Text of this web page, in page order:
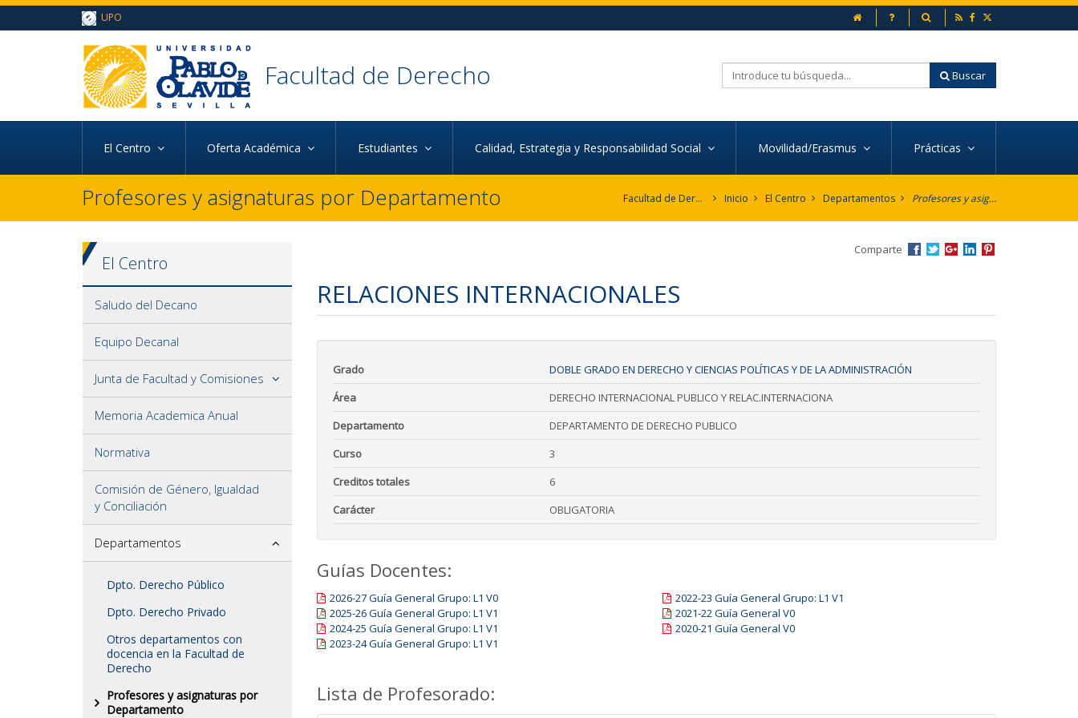
Ir al contenido principal de la página (alt + s)
Ir a la cabecera de la página (alt + c)
Ir al pie de la página (alt + p)
Ir al menú principal (alt + u)
UPO Preguntas frecuentes
Buscador
Facultad de Derecho Buscar
El Centro Oferta Académica Estudiantes Calidad, Estrategia y Responsabilidad Social Movilidad/Erasmus Prácticas
Profesores y asignaturas por Departamento Facultad de Derecho Inicio El Centro Departamentos Profesores y asignaturas por Departamento
El Centro
Saludo del Decano
Equipo Decanal
Junta de Facultad y Comisiones
Memoria Academica Anual
Normativa
Comisión de Género, Igualdad
y Conciliación
Departamentos
Dpto. Derecho Público
Dpto. Derecho Privado
Otros departamentos con
docencia en la Facultad de
Derecho
Profesores y asignaturas por
Departamento
Comparte
RELACIONES INTERNACIONALES
Grado
DOBLE GRADO EN DERECHO Y CIENCIAS POLÍTICAS Y DE LA ADMINISTRACIÓN
Área
DERECHO INTERNACIONAL PUBLICO Y RELAC.INTERNACIONA
Departamento
DEPARTAMENTO DE DERECHO PUBLICO
Curso
3
Creditos totales
6
Carácter
OBLIGATORIA
Guías Docentes:
2026-27 Guía General Grupo: L1 V0
2025-26 Guía General Grupo: L1 V1
2024-25 Guía General Grupo: L1 V1
2023-24 Guía General Grupo: L1 V1
2022-23 Guía General Grupo: L1 V1
2021-22 Guía General V0
2020-21 Guía General V0
Lista de Profesorado: